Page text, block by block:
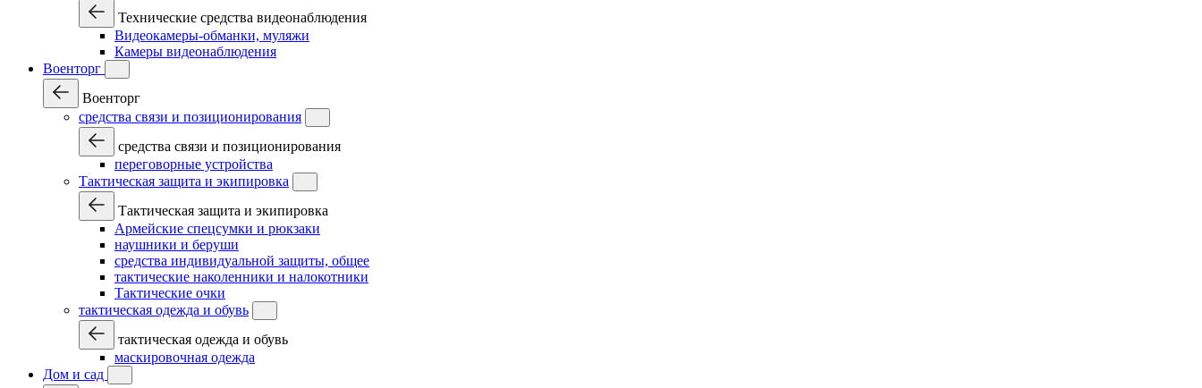
Технические средства видеонаблюдения
Видеокамеры-обманки, муляжи
Камеры видеонаблюдения
Военторг
Военторг
средства связи и позиционирования
средства связи и позиционирования
переговорные устройства
Тактическая защита и экипировка
Тактическая защита и экипировка
Армейские спецсумки и рюкзаки
наушники и беруши
средства индивидуальной защиты, общее
тактические наколенники и налокотники
Тактические очки
тактическая одежда и обувь
тактическая одежда и обувь
маскировочная одежда
Дом и сад